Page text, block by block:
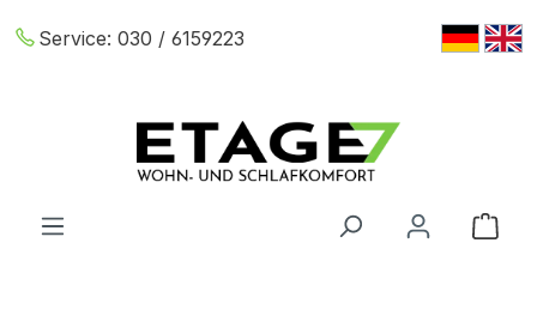
Zum Hauptinhalt springen
Service: 030 / 6159223